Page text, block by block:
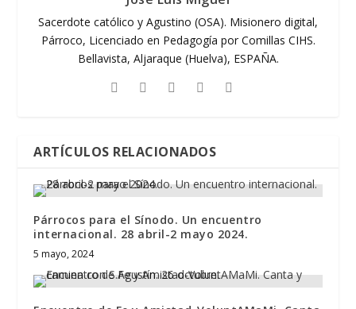
Sacerdote católico y Agustino (OSA). Misionero digital,
Párroco, Licenciado en Pedagogía por Comillas CIHS.
Bellavista, Aljaraque (Huelva), ESPAÑA.
ARTÍCULOS RELACIONADOS
Párrocos para el Sínodo. Un encuentro
internacional. 28 abril-2 mayo 2024.
5 mayo, 2024